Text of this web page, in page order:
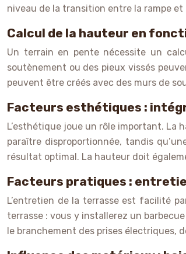
niveau de la transition entre la rampe et
Calcul de la hauteur en
Un terrain en pente nécessite un
soutènement ou des pieux vissés
peuvent être créés avec des murs de
Facteurs esthétiques :
L’esthétique joue un rôle important. La
paraître disproportionnée, tandis
résultat optimal. La hauteur doit
Facteurs pratiques :
L’entretien de la terrasse est facilité
terrasse : vous y installerez un
le branchement des prises électriques,